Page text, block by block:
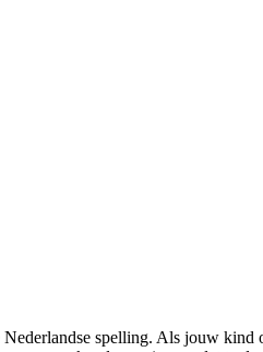
spelling. Als jouw kind